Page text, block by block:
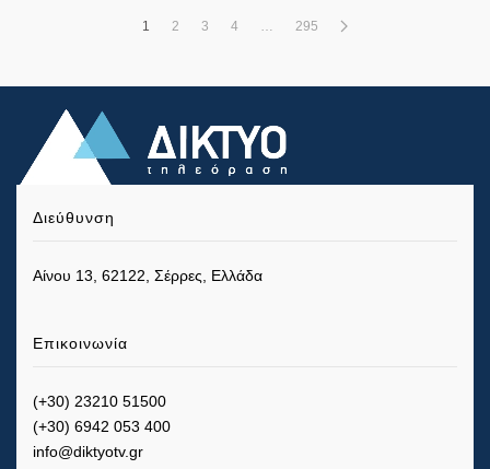
1 2 3 4 295
Διεύθυνση
Αίνου 13, 62122, Σέρρες, Ελλάδα
Επικοινωνία
(+30) 23210 51500
(+30) 6942 053 400
info@diktyotv.gr